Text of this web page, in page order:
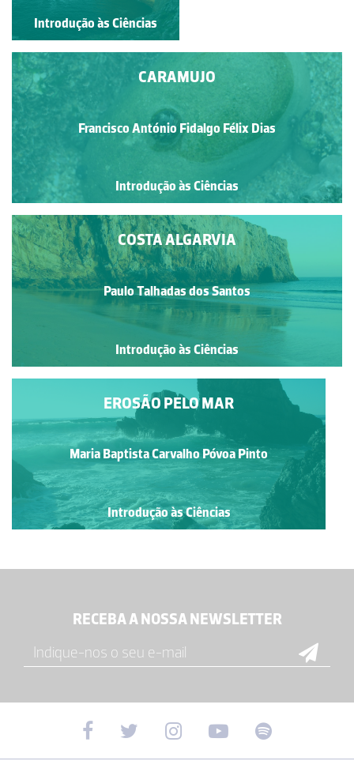
Introdução às Ciências
CARAMUJO
Francisco António Fidalgo Félix Dias
Introdução às Ciências
Introdução às Ciências
COSTA ALGARVIA
Paulo Talhadas dos Santos
Introdução às Ciências
EROSÃO PELO MAR
Maria Baptista Carvalho Póvoa Pinto
Introdução às Ciências
RECEBA A NOSSA NEWSLETTER